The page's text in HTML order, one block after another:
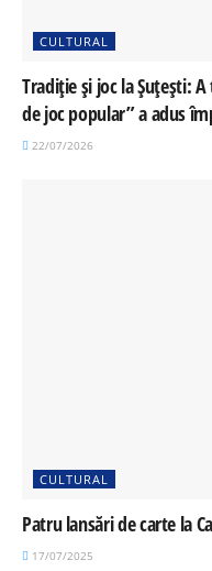
CULTURAL
Tradiție și joc la Șuțești:
de joc popular” a adus
22/07/2026
CULTURAL
Patru lansări de carte la
17/07/2025